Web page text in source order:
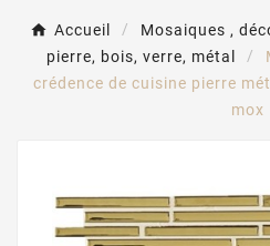
Accueil Mosaiques ,
pierre, bois, verre, métal
crédence de cuisine pierre
mox